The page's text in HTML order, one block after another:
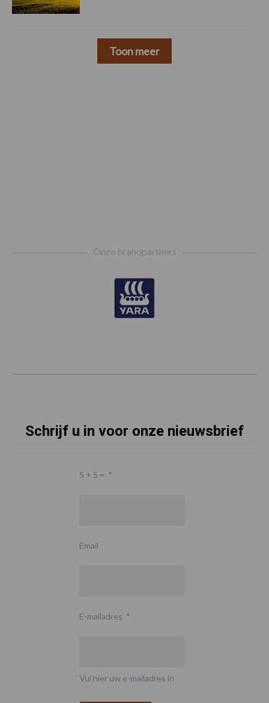
Toon meer
Onze brandpartners
Schrijf u in voor onze nieuwsbrief
5 + 5 = *
Email
E-mailadres *
Vul hier uw e-mailadres in